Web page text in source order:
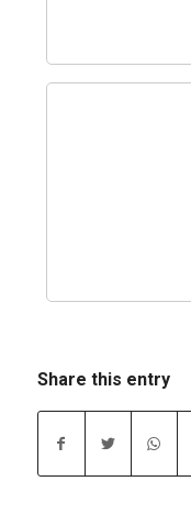
Share this entry